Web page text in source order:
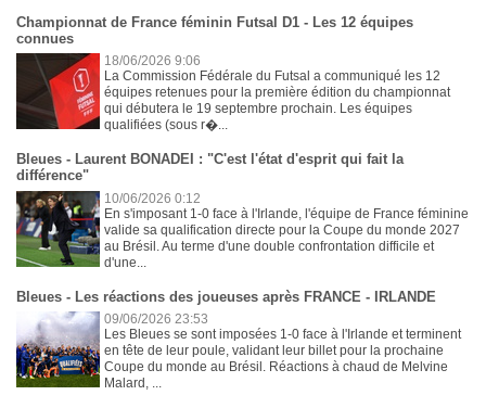
Championnat de France féminin Futsal D1 - Les 12 équipes
connues
18/06/2026 9:06
La Commission Fédérale du Futsal a communiqué les 12
équipes retenues pour la première édition du championnat
qui débutera le 19 septembre prochain. Les équipes
qualifiées (sous r�...
Bleues - Laurent BONADEI : "C'est l'état d'esprit qui fait la
différence"
10/06/2026 0:12
En s'imposant 1-0 face à l'Irlande, l'équipe de France féminine
valide sa qualification directe pour la Coupe du monde 2027
au Brésil. Au terme d'une double confrontation difficile et
d'une...
Bleues - Les réactions des joueuses après FRANCE - IRLANDE
09/06/2026 23:53
Les Bleues se sont imposées 1-0 face à l'Irlande et terminent
en tête de leur poule, validant leur billet pour la prochaine
Coupe du monde au Brésil. Réactions à chaud de Melvine
Malard, ...